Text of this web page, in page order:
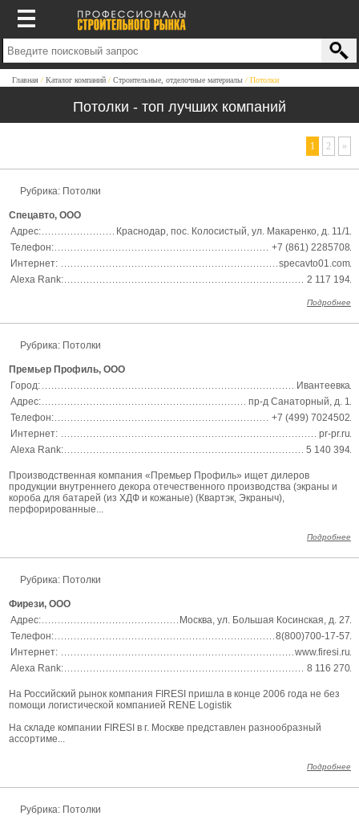
Главная Каталог компаний Строительные, отделочные материалы Потолки
Потолки - топ лучших компаний
1 2 »
Рубрика: Потолки
Спецавто, ООО
Адрес:
Краснодар, пос. Колосистый, ул. Макаренко, д. 11/1
Телефон:
+7 (861) 2285708
Интернет:
specavto01.com
Alexa Rank:
2 117 194
Подробнее
Рубрика: Потолки
Премьер Профиль, ООО
Город:
Ивантеевка
Адрес:
пр-д Санаторный, д. 1
Телефон:
+7 (499) 7024502
Интернет:
pr-pr.ru
Alexa Rank:
5 140 394
Производственная компания «Премьер Профиль» ищет дилеров
продукции внутреннего декора отечественного производства (экраны и
короба для батарей (из ХДФ и кожаные) (Квартэк, Экраныч),
перфорированные...
Подробнее
Рубрика: Потолки
Фирези, ООО
Адрес:
Москва, ул. Большая Косинская, д. 27
Телефон:
8(800)700-17-57
Интернет:
www.firesi.ru
Alexa Rank:
8 116 270
На Российский рынок компания FIRESI пришла в конце 2006 года не без
помощи логистической компанией RENE Logistik
На складе компании FIRESI в г. Москве представлен разнообразный
ассортиме...
Подробнее
Рубрика: Потолки